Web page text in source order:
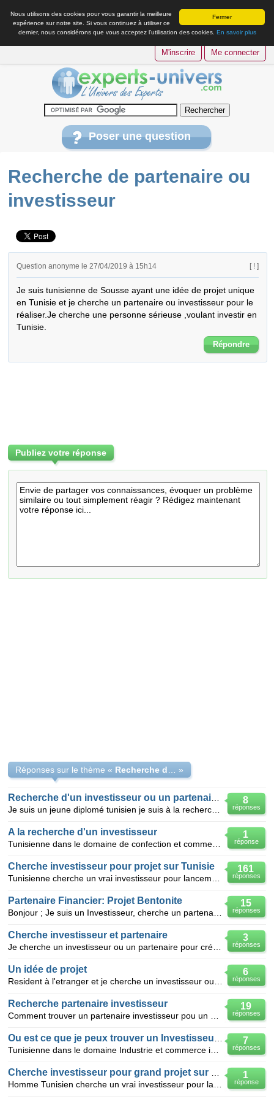
Fermer
Nous utilisons des cookies pour vous garantir la meilleure
expérience sur notre site. Si vous continuez à utiliser ce
dernier, nous considérons que vous acceptez l’utilisation des cookies. En savoir plus
M'inscrire Me connecter
Poser une question
Recherche de partenaire ou
investisseur
Question anonyme le 27/04/2019 à 15h14 [ ! ]
Je suis tunisienne de Sousse ayant une idée de projet unique
en Tunisie et je cherche un partenaire ou investisseur pour le
réaliser.Je cherche une personne sérieuse ,voulant investir en
Tunisie.
Répondre
Publiez votre réponse
Réponses sur le thème « »
8
réponses
1
réponse
A la recherche d'un investisseur
161
réponses
Cherche investisseur pour projet sur Tunisie
15
réponses
Partenaire Financier: Projet Bentonite
3
réponses
Cherche investisseur et partenaire
6
réponses
Un idée de projet
19
réponses
Recherche partenaire investisseur
7
réponses
1
réponse